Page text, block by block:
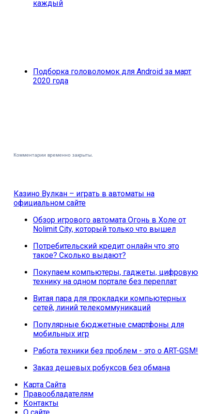
каждый
Подборка головоломок для Android за март
2020 года
Комментарии временно закрыты.
Казино Вулкан – играть в автоматы на
официальном сайте
Обзор игрового автомата Огонь в Холе от
Nolimit City, который только что вышел
Потребительский кредит онлайн что это
такое? Сколько выдают?
Покупаем компьютеры, гаджеты, цифровую
технику на одном портале без переплат
Витая пара для прокладки компьютерных
сетей, линий телекоммуникаций
Популярные бюджетные смартфоны для
мобильных игр
Работа техники без проблем - это о ART-GSM!
Заказ дешевых робуксов без обмана
Карта Сайта
Правообладателям
Контакты